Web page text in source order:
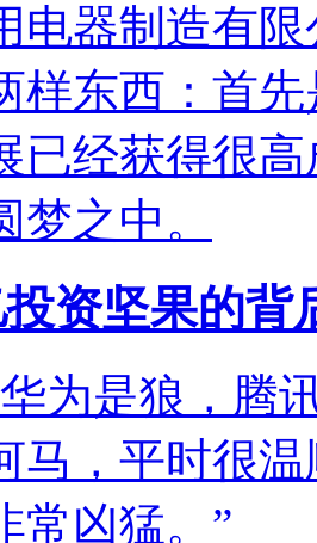
电器制造有
样东西：首
已经获得很
梦之中。
投资坚果的
为是狼，腾
马，平时很
常凶猛。”